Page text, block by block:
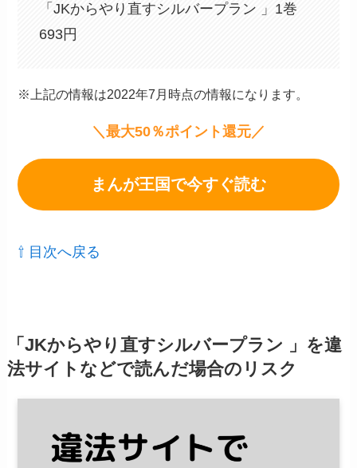
「JKからやり直すシルバープラン 」1巻
693円
※上記の情報は2022年7月時点の情報になります。
＼最大50％ポイント還元／
まんが王国で今すぐ読む
⇧ 目次へ戻る
「JKからやり直すシルバープラン 」を違
法サイトなどで読んだ場合のリスク